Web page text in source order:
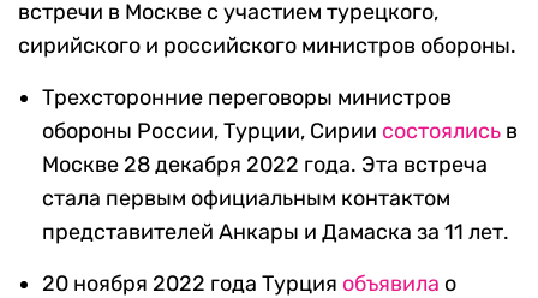
встречи в Москве с участием турецкого,
сирийского и российского министров обороны.
Трехсторонние переговоры министров
обороны России, Турции, Сирии состоялись в
Москве 28 декабря 2022 года. Эта встреча
стала первым официальным контактом
представителей Анкары и Дамаска за 11 лет.
20 ноября 2022 года Турция объявила о